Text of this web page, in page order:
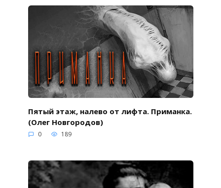
Пятый этаж, налево от лифта. Приманка.
(Олег Новгородов)
0 189